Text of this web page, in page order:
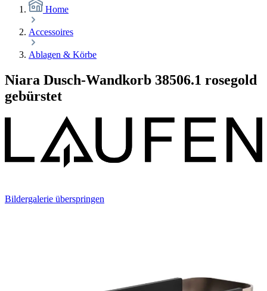
Home
Accessoires
Ablagen & Körbe
Niara Dusch-Wandkorb 38506.1 rosegold
gebürstet
Bildergalerie überspringen